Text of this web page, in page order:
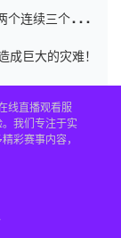
连续三个连续
巨大的灾难！
线直播观看服
我们专注于实
彩赛事内容，